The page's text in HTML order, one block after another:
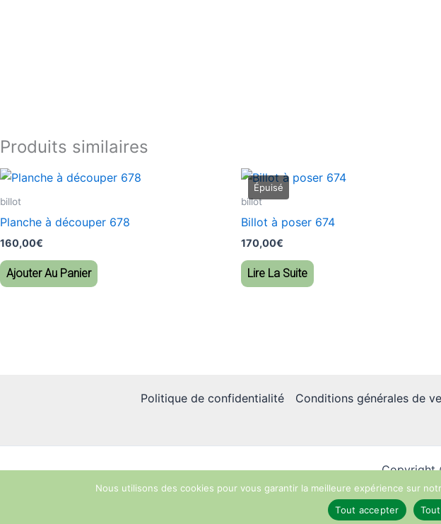
Produits similaires
billot
Planche à découper 678
160,00€
Ajouter Au Panier
billot
Billot à poser 674
170,00€
Lire La Suite
Politique de confidentialité Conditions générales de
Copyright
Nous utilisons des cookies pour vous garantir la meilleure expérience sur
Tout accepter